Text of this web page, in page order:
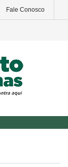
Fale Conosco